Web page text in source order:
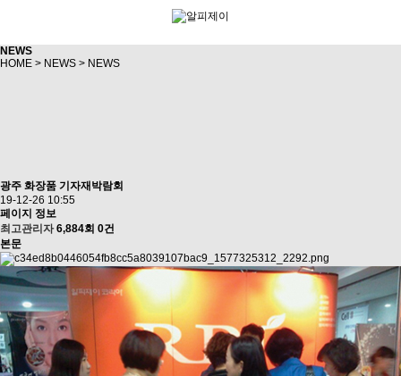
NEWS
HOME > NEWS > NEWS
광주 화장품 기자재박람회
19-12-26 10:55
페이지 정보
최고관리자 6,884회 0건
본문